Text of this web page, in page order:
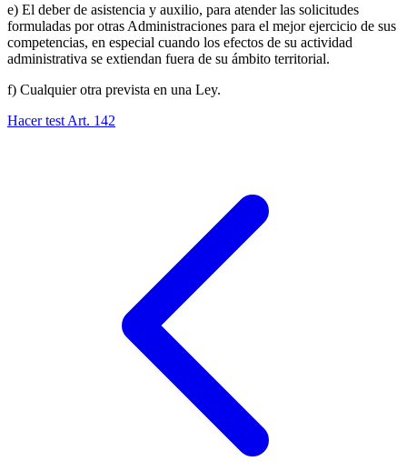
e) El deber de asistencia y auxilio, para atender las solicitudes
formuladas por otras Administraciones para el mejor ejercicio de sus
competencias, en especial cuando los efectos de su actividad
administrativa se extiendan fuera de su ámbito territorial.
f) Cualquier otra prevista en una Ley.
Hacer test Art. 142